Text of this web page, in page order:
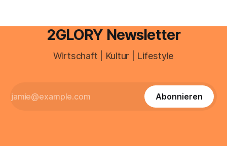
2GLORY Newsletter
Wirtschaft | Kultur | Lifestyle
Abonnieren